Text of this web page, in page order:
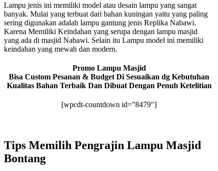
Lampu jenis ini memiliki model atau desain lampu yang sangat
banyak. Mulai yang terbuat dari bahan kuningan yaitu yang paling
sering digunakan adalah lampu gantung jenis Replika Nabawi.
Karena Memiliki Keindahan yang serupa dengan lampu masjid
yang ada di masjid Nabawi. Selain itu Lampu model ini memiliki
keindahan yang mewah dan modern.
Promo Lampu Masjid
Bisa Custom Pesanan & Budget Di Sesuaikan dg Kebutuhan
Kualitas Bahan Terbaik Dan Dibuat Dengan Penuh Ketelitian
[wpcdt-countdown id=”8479″]
Tips Memilih Pengrajin Lampu Masjid
Bontang